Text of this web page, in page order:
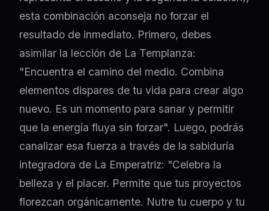
esta combinación aconseja no forzar el
resultado de inmediato. Primero, debes
asimilar la lección de La Templanza:
"Encuentra el camino del medio. Combina
elementos dispares de tu vida para crear algo
nuevo. Es un momento para sanar y permitir
que la energía fluya sin forzar". Luego, podrás
canalizar esa fuerza a través de la sabiduría
integradora de La Emperatriz: "Celebra la
belleza y el placer. Permite que tus proyectos
florezcan orgánicamente. Nutre tu cuerpo y tu